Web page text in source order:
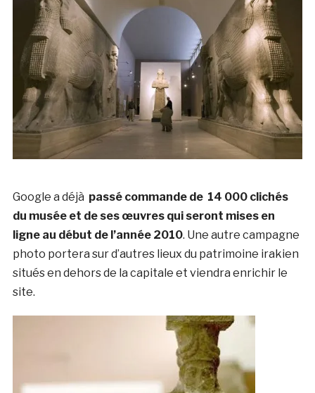
Google a déjà passé commande de 14 000 clichés
du musée et de ses œuvres qui seront mises en
ligne au début de l’année 2010. Une autre campagne
photo portera sur d’autres lieux du patrimoine irakien
situés en dehors de la capitale et viendra enrichir le
site.